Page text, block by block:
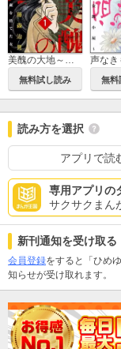
美醜の大地～復讐のために顔を捨てた女～（分冊版）
無料試し読み 無料
読み方を選択
アプリで読
専用アプリの
サクサクまん
新刊通知を受け取る
会員登録をすると「ひめ
知らせが受け取れます。